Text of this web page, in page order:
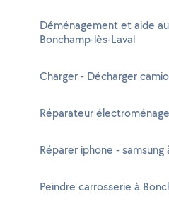
Déménagement et aide
Bonchamp-lès-Laval
Charger - Décharger
Réparateur
Réparer iphone - samsung
Peindre carrosserie à